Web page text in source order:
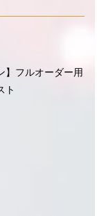
】フルオーダー用
ト